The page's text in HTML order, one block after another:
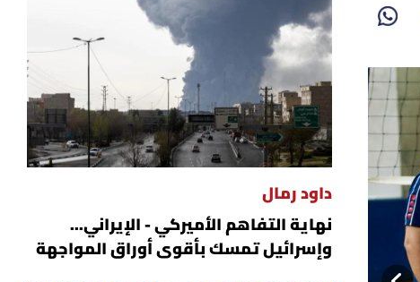
داود رمال
نهاية التفاهم الأميركي - الإيراني...
وإسرائيل تمسك بأقوى أوراق المواجهة